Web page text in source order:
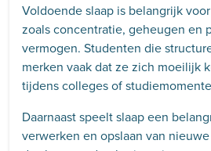
Voldoende slaap is belangrijk
zoals concentratie, geheugen en
vermogen. Studenten die
merken vaak dat ze zich moeilijk
tijdens colleges of
Daarnaast speelt slaap een
verwerken en opslaan van